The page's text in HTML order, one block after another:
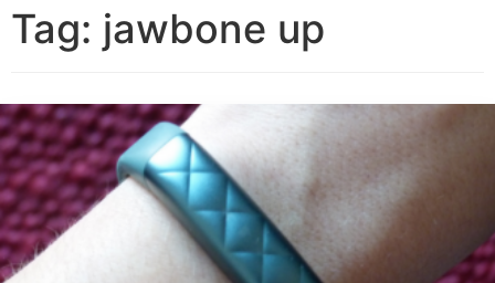
Tag: jawbone up